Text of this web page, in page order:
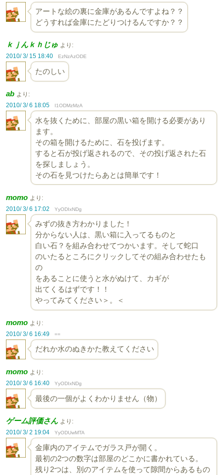
アートな絵の裏に金庫があるんですよね？？
どうすれば金庫にたどりつけるんですか？？
ｋｊんｋｈじゅ より:
2010/ 3/ 15 18:40
EzNzAzODE
たのしい
ab より:
2010/ 3/ 6 18:05
I1ODMzMzA
水を抜くために、部屋の黒い箱を開ける必要があり
ます。
その箱を開けるために、石を投げます。
すると石が投げ返されるので、その投げ返された石
を探しましょう。
その石を見つけたらあとは簡単です！
momo より:
2010/ 3/ 6 17:02
YyODIxNDg
みずの抜き方わかりました！
分からない人は、黒い箱に入ってるものと
白い石？を組み合わせてつかいます。そして蛇口
のいたるところにクリックしてその組み合わせたも
の
をあることに使うと水がぬけて、カギが
出てくるはずです！！
やってみてください＞。＜
momo より:
2010/ 3/ 6 16:49
==
だれか水のぬきかた教えてください
momo より:
2010/ 3/ 6 16:40
YyODIxNDg
最後の一個がよくわかりません（物）
ゲーム評価さん より:
2010/ 3/ 2 19:04
YyODUwMTA
金庫内のアイテムでガラス戸が開く。
最初の2つの数字は部屋のどこかに書かれている。
残り2つは、別のアイテムを使って隙間からあるもの